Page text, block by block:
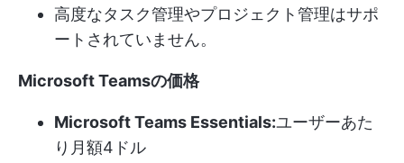
高度なタスク管理やプロジェクト管理はサポ
ートされていません。
Microsoft Teamsの価格
Microsoft Teams Essentials:ユーザーあた
り月額4ドル